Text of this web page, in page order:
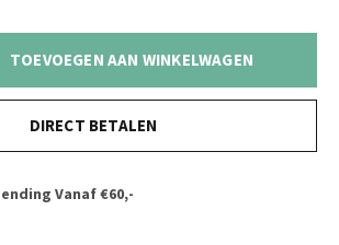
TOEVOEGEN AAN WINKELWAGEN
DIRECT BETALEN
Vanaf €60,-